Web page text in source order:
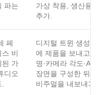
파는
가상 착용, 생산용 출
추가.
페
비
된 가
디오
디지털 트윈 생성을
에 제품을 보내고, 템
명·카메라 각도·AI 배
장면을 구성한 뒤
비주얼을 내보내기.